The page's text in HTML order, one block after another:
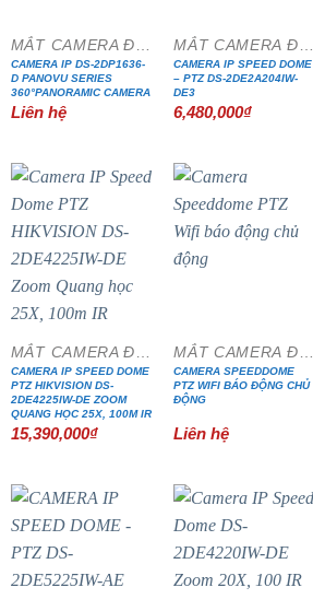
MẮT CAMERA ĐẶC CHỦNG
CAMERA IP DS-2DP1636-
D PANOVU SERIES
360°PANORAMIC CAMERA
Liên hệ
MẮT CAMERA ĐẶC CHỦNG
CAMERA IP SPEED DOME
– PTZ DS-2DE2A204IW-
DE3
6,480,000₫
MẮT CAMERA ĐẶC CHỦNG
CAMERA IP SPEED DOME
PTZ HIKVISION DS-
2DE4225IW-DE ZOOM
QUANG HỌC 25X, 100M IR
15,390,000₫
MẮT CAMERA ĐẶC CHỦNG
CAMERA SPEEDDOME
PTZ WIFI BÁO ĐỘNG CHỦ
ĐỘNG
Liên hệ